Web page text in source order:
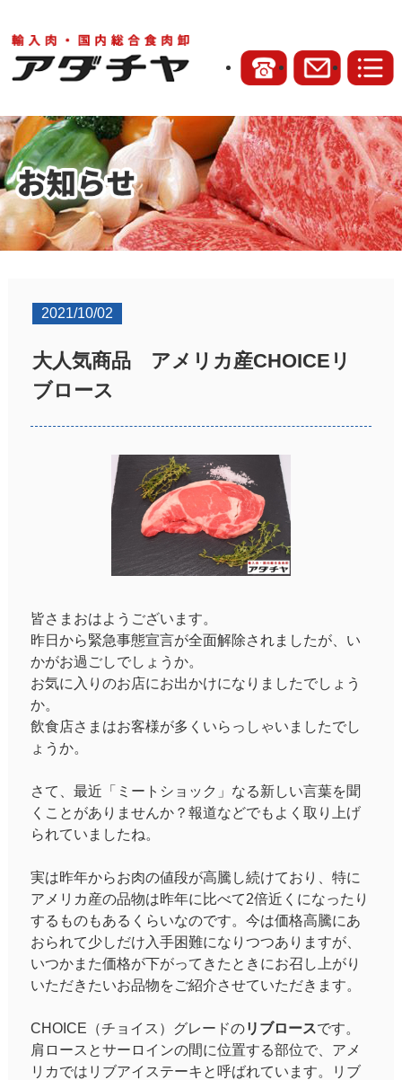
2021/10/02
大人気商品 アメリカ産CHOICEリ
ブロース
皆さまおはようございます。
昨日から緊急事態宣言が全面解除されましたが、い
かがお過ごしでしょうか。
お気に入りのお店にお出かけになりましたでしょう
か。
飲食店さまはお客様が多くいらっしゃいましたでし
ょうか。
さて、最近「ミートショック」なる新しい言葉を聞
くことがありませんか？報道などでもよく取り上げ
られていましたね。
実は昨年からお肉の値段が高騰し続けており、特に
アメリカ産の品物は昨年に比べて2倍近くになったり
するものもあるくらいなのです。今は価格高騰にあ
おられて少しだけ入手困難になりつつありますが、
いつかまた価格が下がってきたときにお召し上がり
いただきたいお品物をご紹介させていただきます。
CHOICE（チョイス）グレードのリブロースです。
肩ロースとサーロインの間に位置する部位で、アメ
リカではリブアイステーキと呼ばれています。リブ